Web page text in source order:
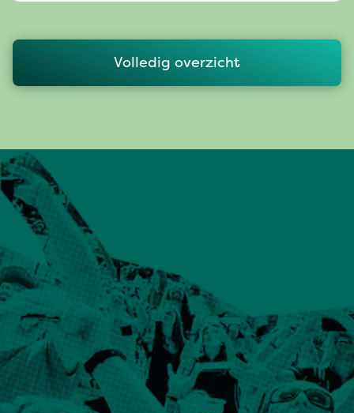
Volledig overzicht